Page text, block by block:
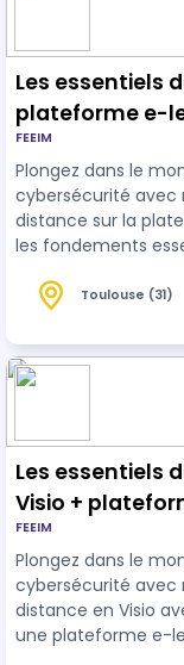
Les essentiels
plateforme e-
FEEIM
Plongez dans le
cybersécurité
distance sur la
les fondements
protocoles de
Entrée en vigueur de la NIS 2
en place de la NIS2
Toulouse (31)
Les essentiels
Visio +
chat
FEEIM
Plongez dans le
cybersécurité
distance en Visio avec votre formateur/trice +
une plateforme e-